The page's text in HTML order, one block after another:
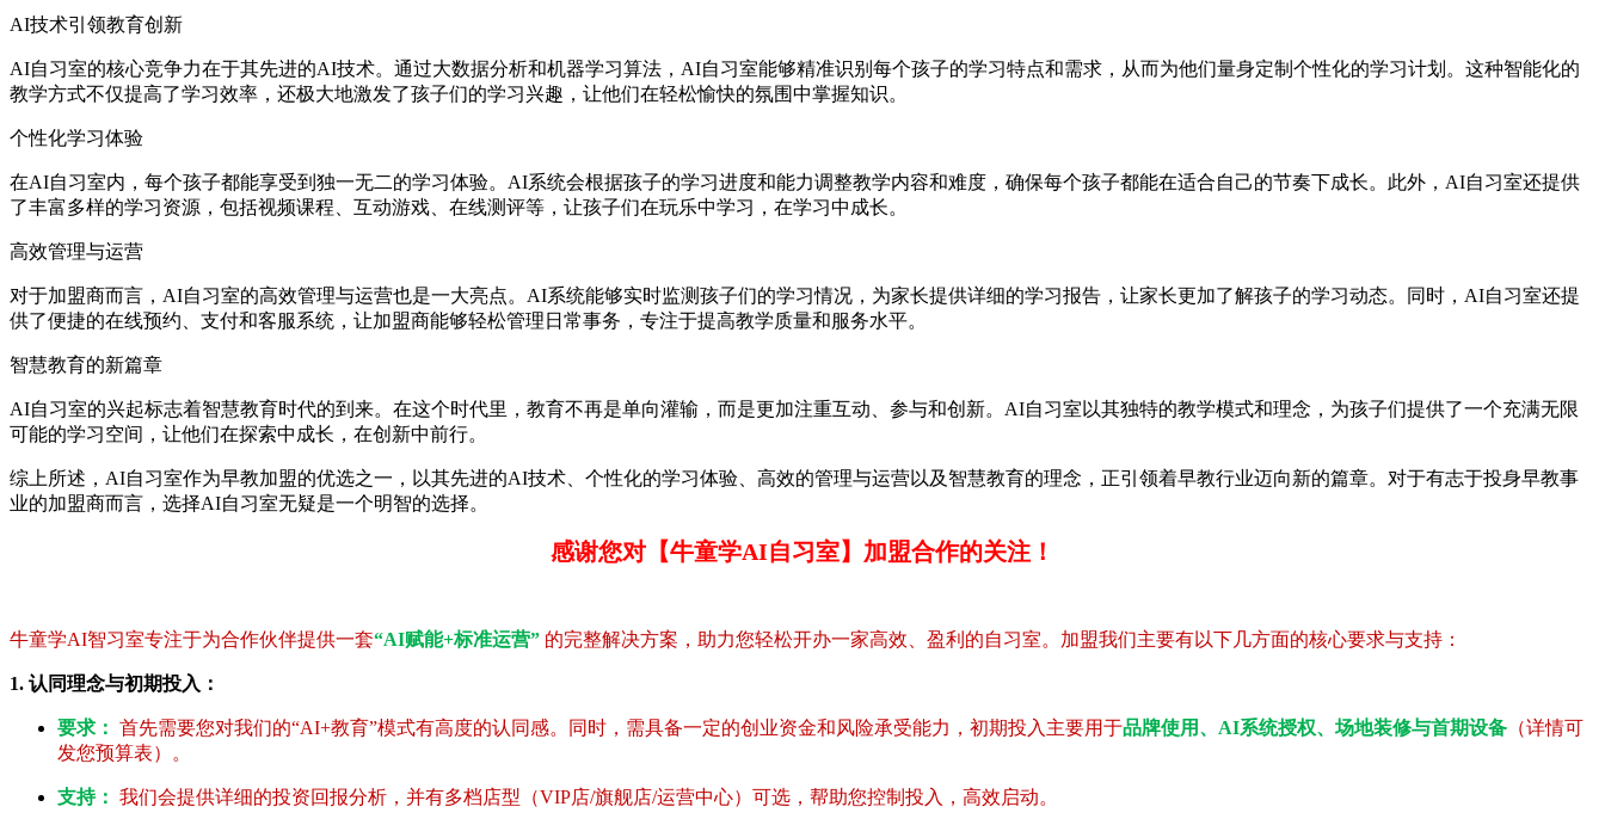
AI技术引领教育创新
AI自习室的核心竞争力在于其先进的AI技术。通过大数据分析和机器学习算法，AI自习室能够精准识别每个孩子的学习特点和需求，从而为他们量身定制个性化的学习计划。这种智能化的
教学方式不仅提高了学习效率，还极大地激发了孩子们的学习兴趣，让他们在轻松愉快的氛围中掌握知识。
个性化学习体验
在AI自习室内，每个孩子都能享受到独一无二的学习体验。AI系统会根据孩子的学习进度和能力调整教学内容和难度，确保每个孩子都能在适合自己的节奏下成长。此外，AI自习室还提供
了丰富多样的学习资源，包括视频课程、互动游戏、在线测评等，让孩子们在玩乐中学习，在学习中成长。
高效管理与运营
对于加盟商而言，AI自习室的高效管理与运营也是一大亮点。AI系统能够实时监测孩子们的学习情况，为家长提供详细的学习报告，让家长更加了解孩子的学习动态。同时，AI自习室还提
供了便捷的在线预约、支付和客服系统，让加盟商能够轻松管理日常事务，专注于提高教学质量和服务水平。
智慧教育的新篇章
AI自习室的兴起标志着智慧教育时代的到来。在这个时代里，教育不再是单向灌输，而是更加注重互动、参与和创新。AI自习室以其独特的教学模式和理念，为孩子们提供了一个充满无限
可能的学习空间，让他们在探索中成长，在创新中前行。
综上所述，AI自习室作为早教加盟的优选之一，以其先进的AI技术、个性化的学习体验、高效的管理与运营以及智慧教育的理念，正引领着早教行业迈向新的篇章。对于有志于投身早教事
业的加盟商而言，选择AI自习室无疑是一个明智的选择。
感谢您对【牛童学AI自习室】加盟合作的关注！
牛童学AI智习室专注于为合作伙伴提供一套“AI赋能+标准运营” 的完整解决方案，助力您轻松开办一家高效、盈利的自习室。加盟我们主要有以下几方面的核心要求与支持：
1. 认同理念与初期投入：
要求： 首先需要您对我们的“AI+教育”模式有高度的认同感。同时，需具备一定的创业资金和风险承受能力，初期投入主要用于品牌使用、AI系统授权、场地装修与首期设备 （详情可
发您预算表）。
支持： 我们会提供详细的投资回报分析，并有多档店型（VIP店/旗舰店/运营中心）可选，帮助您控制投入，高效启动。